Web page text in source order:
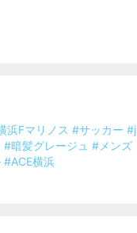
浜Fマリノス #サッカー #j
#暗髪グレージュ #メンズ
#ACE横浜